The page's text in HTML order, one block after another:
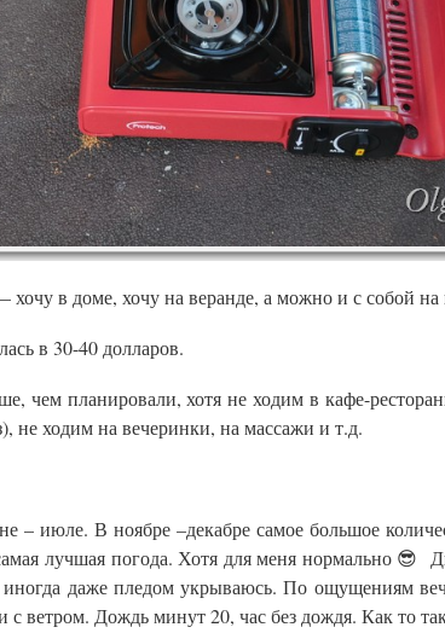
в доме, хочу на веранде, а можно и с собой
в 30-40 долларов.
чем планировали, хотя не ходим в кафе-
не ходим на вечеринки, на массажи и т.д.
июле. В ноябре –декабре самое большое
лучшая погода. Хотя для меня нормально 😎
даже пледом укрываюсь. По ощущениям
ветром. Дождь минут 20, час без дождя. Как то